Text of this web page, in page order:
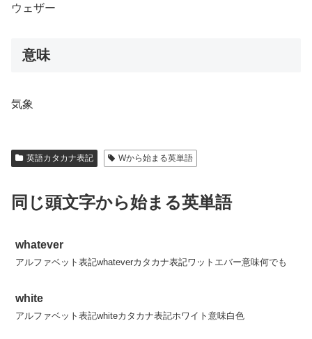
ウェザー
意味
気象
英語カタカナ表記 Wから始まる英単語
同じ頭文字から始まる英単語
whatever
アルファベット表記whateverカタカナ表記ワットエバー意味何でも
white
アルファベット表記whiteカタカナ表記ホワイト意味白色